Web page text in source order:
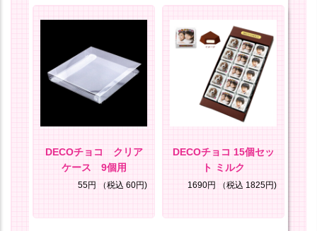
DECOチョコ クリア
ケース 9個用
55円 （税込 60円)
DECOチョコ 15個セッ
ト ミルク
1690円 （税込 1825円)